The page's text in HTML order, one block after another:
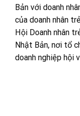
Bản với doanh
của doanh nhân
Hội Doanh nhân
Nhật Bản, nơi tổ
doanh nghiệp hội